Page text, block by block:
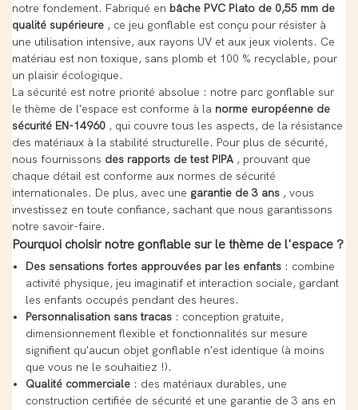
notre fondement. Fabriqué en bâche PVC Plato de 0,55 mm de
qualité supérieure , ce jeu gonflable est conçu pour résister à
une utilisation intensive, aux rayons UV et aux jeux violents. Ce
matériau est non toxique, sans plomb et 100 % recyclable, pour
un plaisir écologique.
La sécurité est notre priorité absolue : notre parc gonflable sur
le thème de l'espace est conforme à la norme européenne de
sécurité EN-14960 , qui couvre tous les aspects, de la résistance
des matériaux à la stabilité structurelle. Pour plus de sécurité,
nous fournissons des rapports de test PIPA , prouvant que
chaque détail est conforme aux normes de sécurité
internationales. De plus, avec une garantie de 3 ans , vous
investissez en toute confiance, sachant que nous garantissons
notre savoir-faire.
Pourquoi choisir notre gonflable sur le thème de l'espace ?
Des sensations fortes approuvées par les enfants: combine
activité physique, jeu imaginatif et interaction sociale, gardant
les enfants occupés pendant des heures.
Personnalisation sans tracas: conception gratuite,
dimensionnement flexible et fonctionnalités sur mesure
signifient qu'aucun objet gonflable n'est identique (à moins
que vous ne le souhaitiez !).
Qualité commerciale: des matériaux durables, une
construction certifiée de sécurité et une garantie de 3 ans en